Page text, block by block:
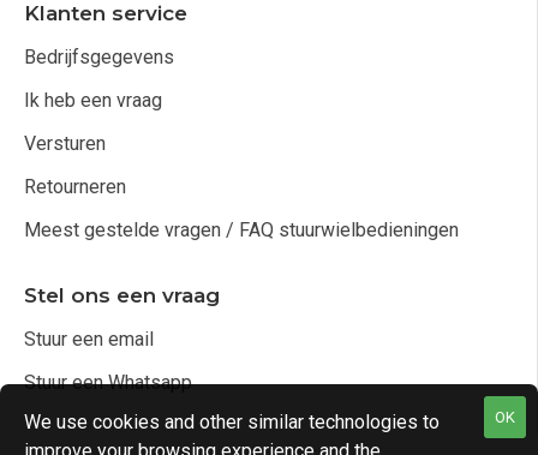
Klanten service
Bedrijfsgegevens
Ik heb een vraag
Versturen
Retourneren
Meest gestelde vragen / FAQ stuurwielbedieningen
Stel ons een vraag
Stuur een email
Stuur een Whatsapp
OK
We use cookies and other similar technologies to